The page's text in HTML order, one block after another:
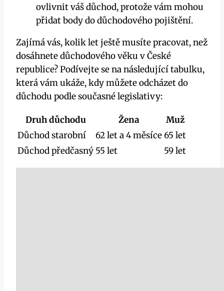
ovlivnit váš důchod, protože vám mohou
přidat body do důchodového pojištění.
Zajímá vás, kolik let ještě musíte pracovat, než
dosáhnete důchodového věku v České
republice? Podívejte se na následující tabulku,
která vám ukáže, kdy můžete odcházet do
důchodu podle současné legislativy:
Druh důchodu Žena
Muž
Důchod starobní
62 let a 4 měsíce 65 let
Důchod předčasný 55 let 59 let